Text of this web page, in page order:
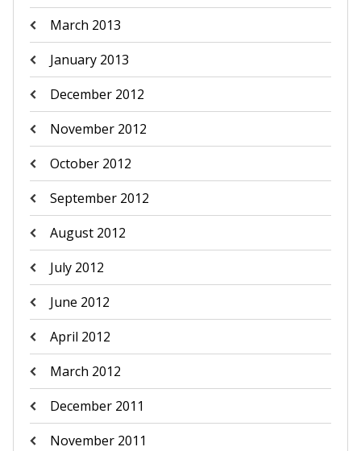
March 2013
January 2013
December 2012
November 2012
October 2012
September 2012
August 2012
July 2012
June 2012
April 2012
March 2012
December 2011
November 2011